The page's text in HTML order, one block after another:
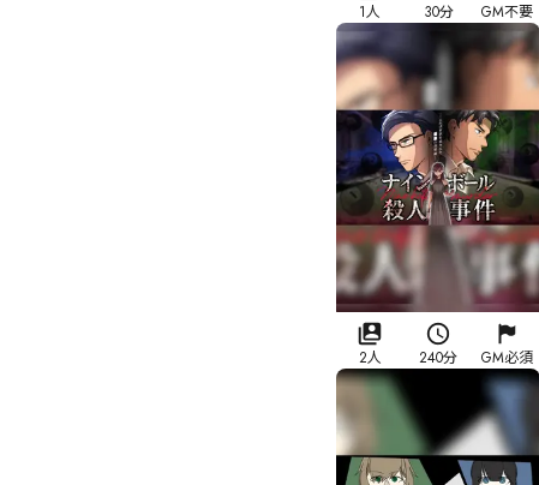
1人 30分 GM不要
2人 240分 GM必須